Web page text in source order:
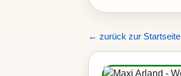
← zurück zur Startseite